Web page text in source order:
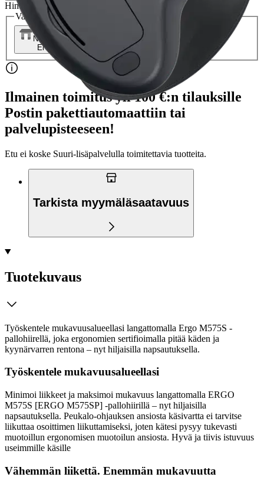
Hinta ja saatavuus voivat vaihdella myymälöittäin
Valitse toimitustapa
Nouto myymälästä
Ei saatavilla
Toimitus
Ei saatavilla
Ilmainen toimitus yli 100 €:n tilauksille
Postin pakettiautomaattiin tai
palvelupisteeseen!
Etu ei koske Suuri‑lisäpalvelulla toimitettavia tuotteita.
Tarkista myymäläsaatavuus
Tuotekuvaus
Työskentele mukavuusalueellasi langattomalla Ergo M575S -
pallohiirellä, joka ergonomien sertifioimalla pitää käden ja
kyynärvarren rentona – nyt hiljaisilla napsautuksella.
Työskentele mukavuusalueellasi
Minimoi liikkeet ja maksimoi mukavuus langattomalla ERGO
M575S [ERGO M575SP] -pallohiirillä – nyt hiljaisilla
napsautuksella. Peukalo-ohjauksen ansiosta käsivartta ei tarvitse
liikuttaa osoittimen liikuttamiseksi, joten kätesi pysyy tukevasti
muotoillun ergonomisen muotoilun ansiosta. Hyvä ja tiivis istuvuus
useimmille käsille
Vähemmän liikettä. Enemmän mukavuutta